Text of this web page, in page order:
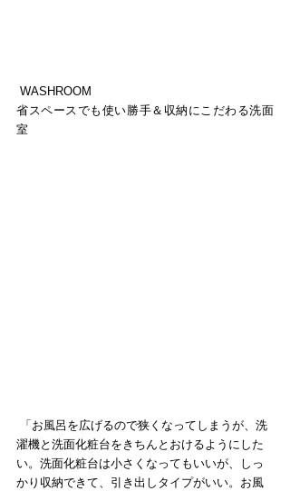
WASHROOM
省スペースでも使い勝手＆収納にこだわる洗面
室​
濯機と洗面化粧台をきちんとおけるようにした
い。洗面化粧台は小さくなってもいいが、しっ
かり収納できて、引き出しタイプがいい。お風